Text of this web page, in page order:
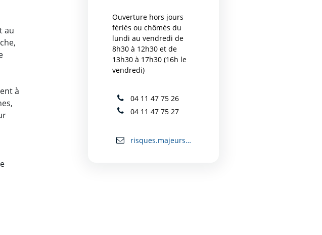
au
à
Ouverture hors jours
fériés ou chômés du
lundi au vendredi de
8h30 à 12h30 et de
13h30 à 17h30 (16h le
vendredi)
04 11 47 75 26
04 11 47 75 27
risques.majeurs@mairie-carcassonne.fr